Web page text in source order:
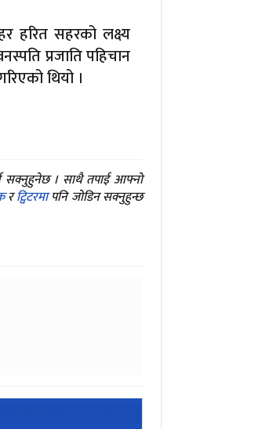
हरित सहरको लक्ष्य
प्रजाति पहिचान
थियो ।
सक्नुहुनेछ । साथै तपाई आफ्नो
रट्विटरमापनि जोडिन सक्नुहुन्छ